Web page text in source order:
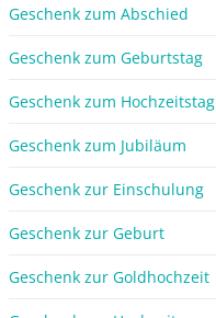
Geschenk zum Abschied
Geschenk zum Geburtstag
Geschenk zum Hochzeitstag
Geschenk zum Jubiläum
Geschenk zur Einschulung
Geschenk zur Geburt
Geschenk zur Goldhochzeit